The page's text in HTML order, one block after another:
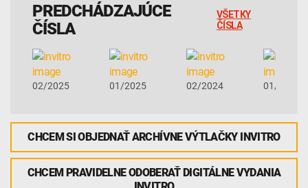
PREDCHÁDZAJÚCE
ČÍSLA
VŠETKY
ČÍSLA
02/2025 01/2025 02/2024 01/2024
CHCEM SI OBJEDNAŤ ARCHÍVNE VÝTLAČKY INVITRO
CHCEM PRAVIDELNE ODOBERAŤ DIGITÁLNE VYDANIA